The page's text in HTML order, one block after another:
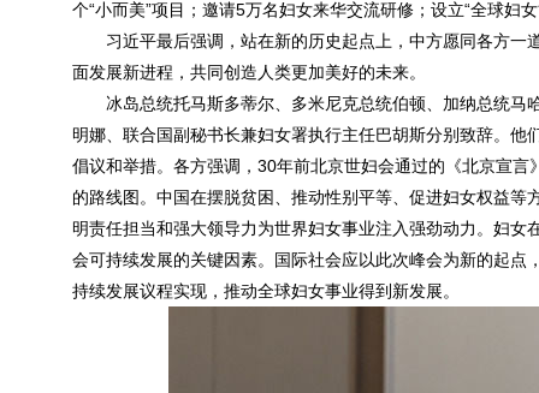
个“小而美”项目；邀请5万名妇女来华交流研修；设立“全球妇
习近平最后强调，站在新的历史起点上，中方愿同各方
面发展新进程，共同创造人类更加美好的未来。
冰岛总统托马斯多蒂尔、多米尼克总统伯顿、加纳总统
明娜、联合国副秘书长兼妇女署执行主任巴胡斯分别致辞。
倡议和举措。各方强调，30年前北京世妇会通过的《北京宣
的路线图。中国在摆脱贫困、推动性别平等、促进妇女权益
明责任担当和强大领导力为世界妇女事业注入强劲动力。妇
会可持续发展的关键因素。国际社会应以此次峰会为新的起
持续发展议程实现，推动全球妇女事业得到新发展。